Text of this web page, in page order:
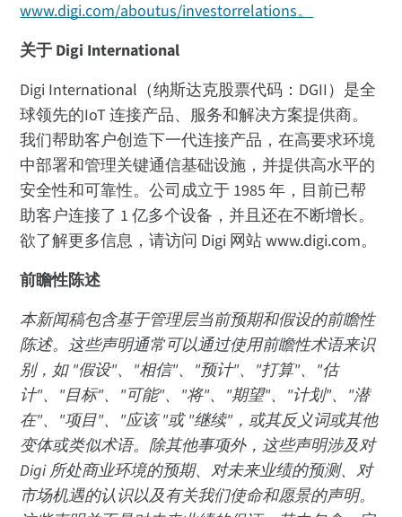
www.digi.com/aboutus/investorrelations。
关于 Digi International
Digi International（纳斯达克股票代码：DGII）是全
球领先的IoT 连接产品、服务和解决方案提供商。
我们帮助客户创造下一代连接产品，在高要求环境
中部署和管理关键通信基础设施，并提供高水平的
安全性和可靠性。公司成立于 1985 年，目前已帮
助客户连接了 1 亿多个设备，并且还在不断增长。
欲了解更多信息，请访问 Digi 网站 www.digi.com。
前瞻性陈述
本新闻稿包含基于管理层当前预期和假设的前瞻性
陈述。这些声明通常可以通过使用前瞻性术语来识
别，如 "假设"、"相信"、"预计"、"打算"、"估
计"、"目标"、"可能"、"将"、"期望"、"计划"、"潜
在"、"项目"、"应该 "或 "继续"，或其反义词或其他
变体或类似术语。除其他事项外，这些声明涉及对
Digi 所处商业环境的预期、对未来业绩的预测、对
市场机遇的认识以及有关我们使命和愿景的声明。